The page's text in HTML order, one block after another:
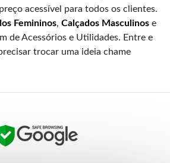
acessível para todos os clientes.
Femininos, Calçados Masculinos e
de Acessórios e Utilidades. Entre e
trocar uma ideia chame